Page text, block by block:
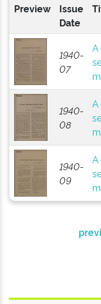
Preview
Issue
Date
1940-
07
A
1940-
08
A
1940-
09
A